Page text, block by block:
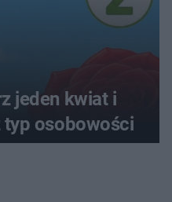
jeden kwiat i
typ osobowości